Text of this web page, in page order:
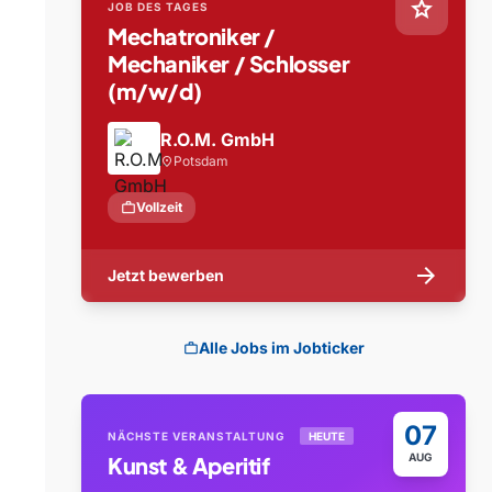
star
JOB DES TAGES
Mechatroniker /
Mechaniker / Schlosser
(m/w/d)
R.O.M. GmbH
location_on Potsdam
workVollzeit
Jetzt bewerben arrow_forward
workAlle Jobs im Jobticker
07
AUG
NÄCHSTE VERANSTALTUNG HEUTE
Kunst & Aperitif